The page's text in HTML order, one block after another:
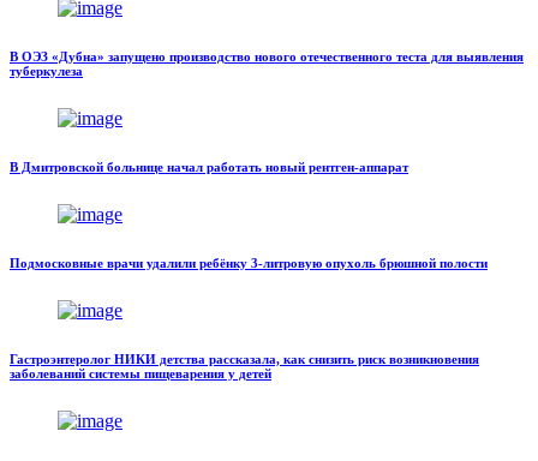
В ОЭЗ «Дубна» запущено производство нового отечественного теста для выявления
туберкулеза
В Дмитровской больнице начал работать новый рентген-аппарат
Подмосковные врачи удалили ребёнку 3-литровую опухоль брюшной полости
Гастроэнтеролог НИКИ детства рассказала, как снизить риск возникновения
заболеваний системы пищеварения у детей